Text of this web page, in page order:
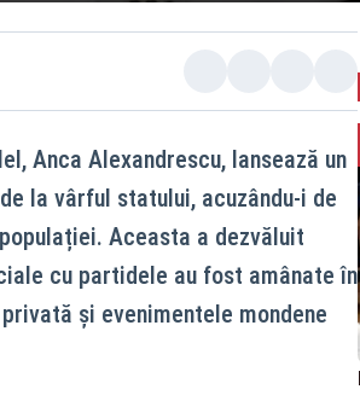
Anca Alexandrescu, lansează un
la vârful statului, acuzându-i de
Aceasta a dezvăluit
cu partidele au fost amânate în
și evenimentele mondene